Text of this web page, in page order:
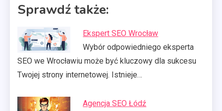
Sprawdź także:
Ekspert SEO Wrocław
Wybór odpowiedniego eksperta
SEO we Wrocławiu może być kluczowy dla sukcesu
Twojej strony internetowej. Istnieje…
Agencja SEO Łódź